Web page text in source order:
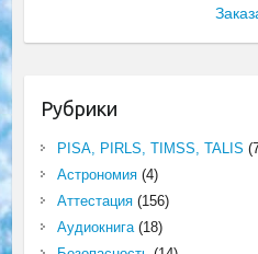
Рубрики
PISA, PIRLS, TIMSS, TALIS
Астрономия(4)
Аттестация(156)
Аудиокнига(18)